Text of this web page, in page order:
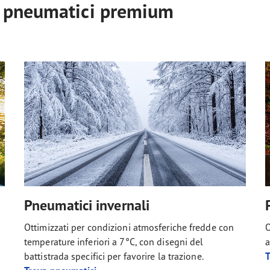
premium
Pneumatici invernali
Ottimizzati per condizioni atmosferiche fredde con
temperature inferiori a 7°C, con disegni del
battistrada specifici per favorire la trazione.